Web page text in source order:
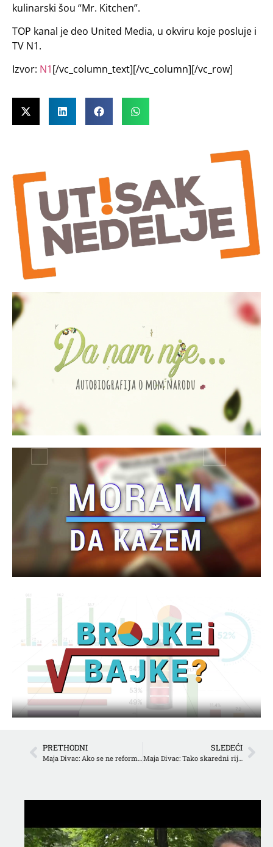
kulinarski šou “Mr. Kitchen”.
TOP kanal je deo United Media, u okviru koje posluje i
TV N1.
Izvor: N1[/vc_column_text][/vc_column][/vc_row]
PRETHODNI SLEDEĆI